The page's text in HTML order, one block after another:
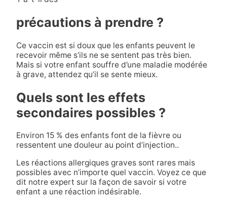
précautions à prendre ?
Ce vaccin est si doux que les enfants peuvent le
recevoir même s’ils ne se sentent pas très bien.
Mais si votre enfant souffre d’une maladie modérée
à grave, attendez qu’il se sente mieux.
Quels sont les effets
secondaires possibles ?
Environ 15 % des enfants font de la fièvre ou
ressentent une douleur au point d’injection..
Les réactions allergiques graves sont rares mais
possibles avec n’importe quel vaccin. Voyez ce que
dit notre expert sur la façon de savoir si votre
enfant a une réaction indésirable.